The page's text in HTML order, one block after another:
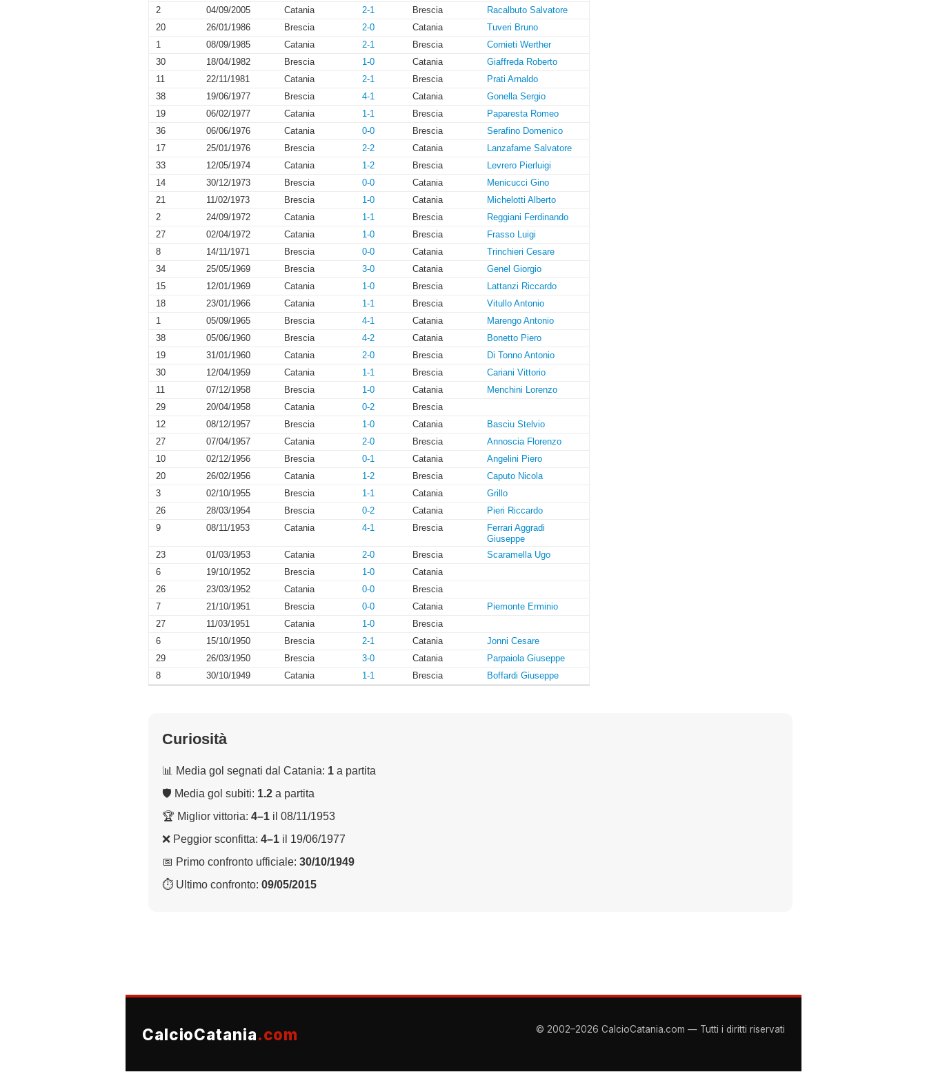
2
04/09/2005 Catania 2-1 Brescia
Racalbuto Salvatore
20
26/01/1986 Brescia 2-0 Catania
Tuveri Bruno
1
08/09/1985 Catania 2-1 Brescia
Cornieti Werther
30
18/04/1982 Brescia 1-0 Catania
Giaffreda Roberto
11
22/11/1981 Catania 2-1 Brescia
Prati Arnaldo
38
19/06/1977 Brescia 4-1 Catania
Gonella Sergio
19
06/02/1977 Catania 1-1 Brescia
Paparesta Romeo
36
06/06/1976 Catania 0-0 Brescia
Serafino Domenico
17
25/01/1976 Brescia 2-2 Catania
Lanzafame Salvatore
33
12/05/1974 Catania 1-2 Brescia
Levrero Pierluigi
14
30/12/1973 Brescia 0-0 Catania
Menicucci Gino
21
11/02/1973 Brescia 1-0 Catania
Michelotti Alberto
2
24/09/1972 Catania 1-1 Brescia
Reggiani Ferdinando
27
02/04/1972 Catania 1-0 Brescia
Frasso Luigi
8
14/11/1971 Brescia 0-0 Catania
Trinchieri Cesare
34
25/05/1969 Brescia 3-0 Catania
Genel Giorgio
15
12/01/1969 Catania 1-0 Brescia
Lattanzi Riccardo
18
23/01/1966 Catania 1-1 Brescia
Vitullo Antonio
1
05/09/1965 Brescia 4-1 Catania
Marengo Antonio
38
05/06/1960 Brescia 4-2 Catania
Bonetto Piero
19
31/01/1960 Catania 2-0 Brescia
Di Tonno Antonio
30
12/04/1959 Catania 1-1 Brescia
Cariani Vittorio
11
07/12/1958 Brescia 1-0 Catania
Menchini Lorenzo
29
20/04/1958 Catania 0-2
Brescia
12
08/12/1957 Brescia 1-0 Catania
Basciu Stelvio
27
07/04/1957 Catania 2-0 Brescia
Annoscia Florenzo
10
02/12/1956 Brescia 0-1 Catania
Angelini Piero
20
26/02/1956 Catania 1-2 Brescia
Caputo Nicola
3
02/10/1955 Brescia 1-1 Catania
Grillo
26
28/03/1954 Brescia 0-2 Catania
Pieri Riccardo
9
08/11/1953 Catania 4-1 Brescia
Ferrari Aggradi
Giuseppe
23
01/03/1953 Catania 2-0 Brescia
Scaramella Ugo
6
19/10/1952 Brescia 1-0
Catania
26
23/03/1952 Catania 0-0
Brescia
7
21/10/1951 Brescia 0-0 Catania
Piemonte Erminio
27
11/03/1951 Catania 1-0
Brescia
6
15/10/1950 Brescia 2-1 Catania
Jonni Cesare
29
26/03/1950 Brescia 3-0 Catania
Parpaiola Giuseppe
8
30/10/1949 Catania 1-1 Brescia Boffardi Giuseppe
Curiosità
📊 Media gol segnati dal Catania: 1 a partita
🛡 Media gol subiti: 1.2 a partita
🏆 Miglior vittoria: 4–1 il 08/11/1953
❌ Peggior sconfitta: 4–1 il 19/06/1977
📅 Primo confronto ufficiale: 30/10/1949
⏱ Ultimo confronto: 09/05/2015
CalcioCatania.com © 2002–2026 CalcioCatania.com — Tutti i diritti riservati